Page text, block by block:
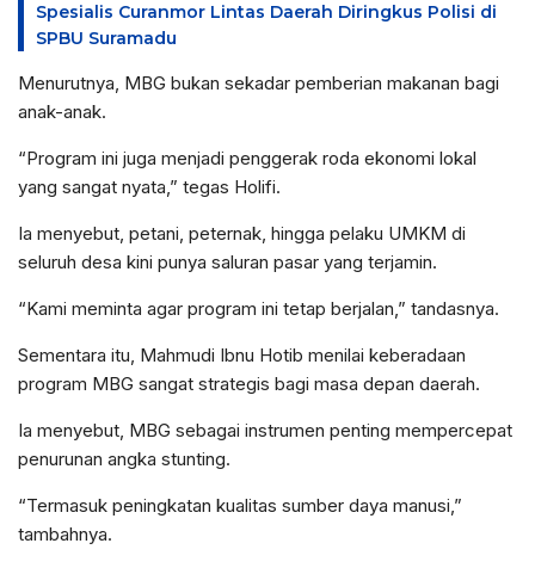
Spesialis Curanmor Lintas Daerah Diringkus Polisi di
SPBU Suramadu
Menurutnya, MBG bukan sekadar pemberian makanan bagi
anak-anak.
“Program ini juga menjadi penggerak roda ekonomi lokal
yang sangat nyata,” tegas Holifi.
Ia menyebut, petani, peternak, hingga pelaku UMKM di
seluruh desa kini punya saluran pasar yang terjamin.
“Kami meminta agar program ini tetap berjalan,” tandasnya.
Sementara itu, Mahmudi Ibnu Hotib menilai keberadaan
program MBG sangat strategis bagi masa depan daerah.
Ia menyebut, MBG sebagai instrumen penting mempercepat
penurunan angka stunting.
“Termasuk peningkatan kualitas sumber daya manusi,”
tambahnya.